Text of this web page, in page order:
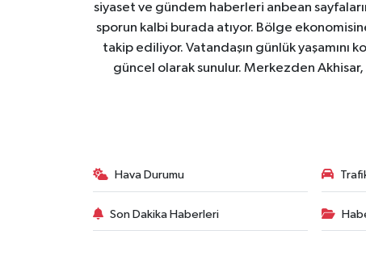
siyaset ve gündem haberleri anbean
sporun kalbi burada atıyor. Bölge
takip ediliyor. Vatandaşın günlük
güncel olarak sunulur. Merkezden
Hava Durumu
Son Dakika Haberleri